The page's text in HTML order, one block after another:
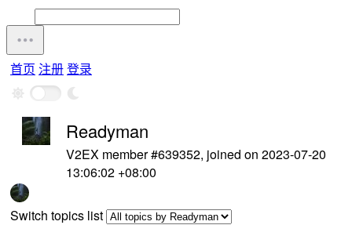
首页 注册登录
Readyman
V2EX member #639352, joined on 2023-07-20
13:06:02 +08:00
Switch topics list